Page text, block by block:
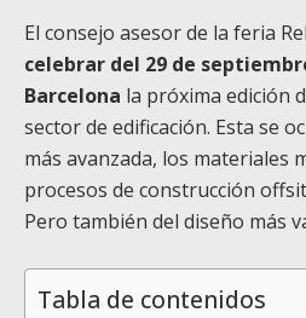
El consejo asesor de la feria
celebrar del 29 de
Barcelona la próxima edición
sector de edificación. Esta se
más avanzada, los materiales
procesos de construcción
Pero también del diseño más
Tabla de contenidos